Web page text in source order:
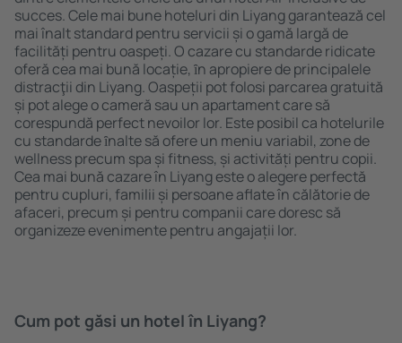
succes. Cele mai bune hoteluri din Liyang garantează cel
mai înalt standard pentru servicii și o gamă largă de
facilități pentru oaspeți. O cazare cu standarde ridicate
oferă cea mai bună locație, ȋn apropiere de principalele
distracţii din Liyang. Oaspeții pot folosi parcarea gratuită
și pot alege o cameră sau un apartament care să
corespundă perfect nevoilor lor. Este posibil ca hotelurile
cu standarde ȋnalte să ofere un meniu variabil, zone de
wellness precum spa și fitness, și activități pentru copii.
Cea mai bună cazare în Liyang este o alegere perfectă
pentru cupluri, familii și persoane aflate în călătorie de
afaceri, precum și pentru companii care doresc să
organizeze evenimente pentru angajații lor.
Cum pot găsi un hotel în Liyang?